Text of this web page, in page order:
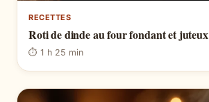
RECETTES
Roti de dinde au four fondant et juteux
⏱ 1 h 25 min